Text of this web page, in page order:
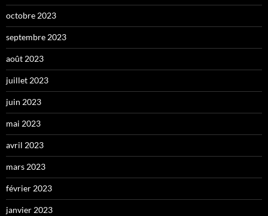
octobre 2023
septembre 2023
août 2023
juillet 2023
juin 2023
mai 2023
avril 2023
mars 2023
février 2023
janvier 2023